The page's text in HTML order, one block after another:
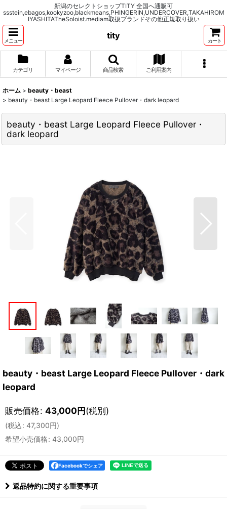
新潟のセレクトショップTITY 全国へ通販可
ssstein,ebagos,kookyzoo,blackmeans,PHINGERIN,UNDERCOVER,TAKAHIROM
IYASHITATheSoloist.mediam取扱ブランドその他正規取り扱い
メニュー
tity
カート
カテゴリ マイページ 商品検索 ご利用案内
ホーム > beauty・beast
> beauty・beast Large Leopard Fleece Pullover・dark leopard
beauty・beast Large Leopard Fleece Pullover・
dark leopard
beauty・beast Large Leopard Fleece Pullover・dark
leopard
販売価格: 43,000円(税別)
(税込: 47,300円)
希望小売価格: 43,000円
Facebookでシェア
返品特約に関する重要事項